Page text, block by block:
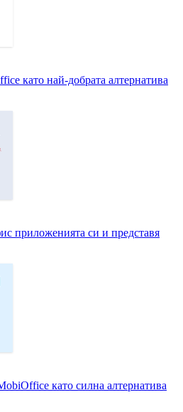
като най-добрата алтернатива
приложенията си и представя
като силна алтернатива